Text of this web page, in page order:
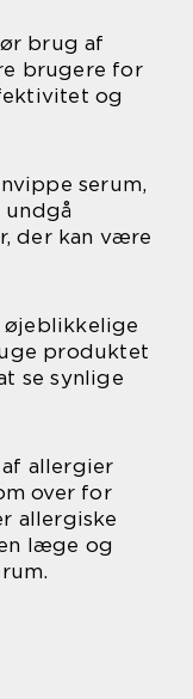
brug af
brugere for
og
serum,
der kan være
produktet
se synlige
allergier
over for
allergiske
læge og